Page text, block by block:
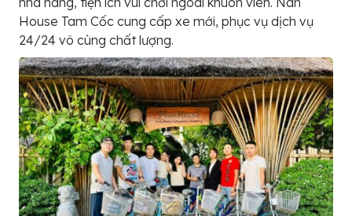
House Tam Cốc cung cấp xe mới, phục vụ dịch vụ
24/24 vô cùng chất lượng.